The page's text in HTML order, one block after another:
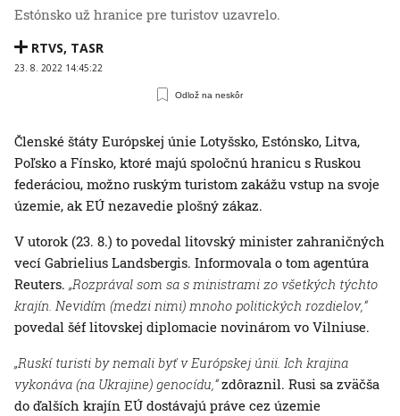
Estónsko už hranice pre turistov uzavrelo.
RTVS, TASR
23. 8. 2022 14:45:22
Odlož na neskôr
Členské štáty Európskej únie Lotyšsko, Estónsko, Litva,
Poľsko a Fínsko, ktoré majú spoločnú hranicu s Ruskou
federáciou, možno ruským turistom zakážu vstup na svoje
územie, ak EÚ nezavedie plošný zákaz.
V utorok (23. 8.) to povedal litovský minister zahraničných
vecí Gabrielius Landsbergis. Informovala o tom agentúra
Reuters. „Rozprával som sa s ministrami zo všetkých týchto
krajín. Nevidím (medzi nimi) mnoho politických rozdielov,“
povedal šéf litovskej diplomacie novinárom vo Vilniuse.
„Ruskí turisti by nemali byť v Európskej únii. Ich krajina
vykonáva (na Ukrajine) genocídu,“zdôraznil. Rusi sa zväčša
do ďalších krajín EÚ dostávajú práve cez územie